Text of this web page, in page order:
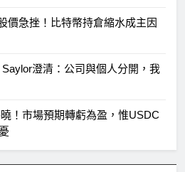
價急挫！比特幣持倉縮水成主因
澄清：公司與個人分開，我
！市場預期轉虧為盈，惟USDC